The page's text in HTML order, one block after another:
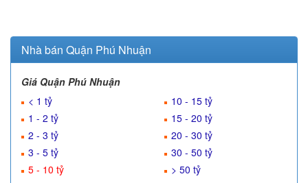
Nhà bán Quận Phú Nhuận
Giá Quận Phú Nhuận
< 1 tỷ
1 - 2 tỷ
2 - 3 tỷ
3 - 5 tỷ
5 - 10 tỷ
10 - 15 tỷ
15 - 20 tỷ
20 - 30 tỷ
30 - 50 tỷ
> 50 tỷ